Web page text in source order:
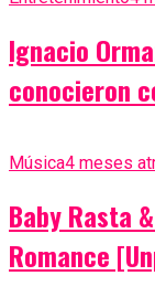
Ignacio
conocieron
Música4 meses
Baby Rasta
Romance